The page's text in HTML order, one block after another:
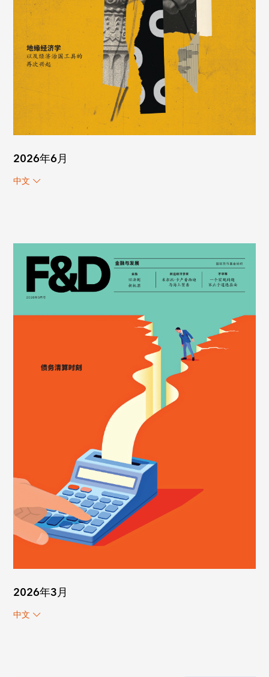
2026年6月
中文
2026年3月
中文